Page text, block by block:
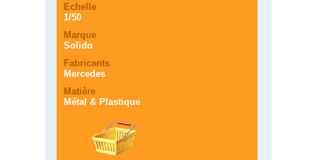
Echelle
1/50
Marque
Solido
Fabricants
Mercedes
Matière
Métal & Plastique